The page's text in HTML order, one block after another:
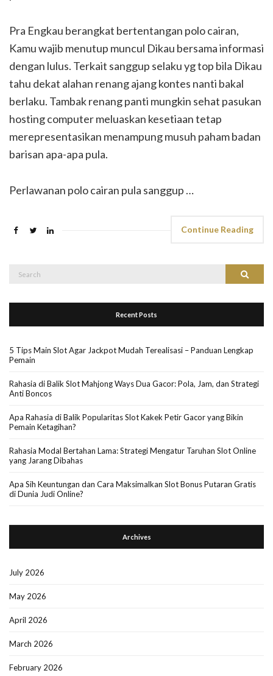
Pra Engkau berangkat bertentangan polo cairan,
Kamu wajib menutup muncul Dikau bersama informasi
dengan lulus. Terkait sanggup selaku yg top bila Dikau
tahu dekat alahan renang ajang kontes nanti bakal
berlaku. Tambak renang panti mungkin sehat pasukan
hosting computer meluaskan kesetiaan tetap
merepresentasikan menampung musuh paham badan
barisan apa-apa pula.
Perlawanan polo cairan pula sanggup …
Continue Reading
Search
Recent Posts
5 Tips Main Slot Agar Jackpot Mudah Terealisasi – Panduan Lengkap
Pemain
Rahasia di Balik Slot Mahjong Ways Dua Gacor: Pola, Jam, dan Strategi
Anti Boncos
Apa Rahasia di Balik Popularitas Slot Kakek Petir Gacor yang Bikin
Pemain Ketagihan?
Rahasia Modal Bertahan Lama: Strategi Mengatur Taruhan Slot Online
yang Jarang Dibahas
Apa Sih Keuntungan dan Cara Maksimalkan Slot Bonus Putaran Gratis
di Dunia Judi Online?
Archives
July 2026
May 2026
April 2026
March 2026
February 2026